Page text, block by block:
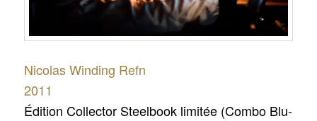
Nicolas Winding Refn
2011
Édition Collector Steelbook limitée (Combo Blu-